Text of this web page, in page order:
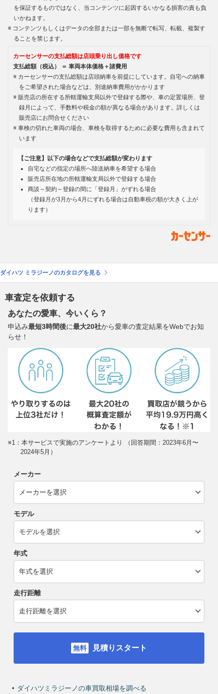
を保証するものではなく、当コンテンツに起因するいかなる損害の責も負
いかねます。
コンテンツもしくはデータの全部または一部を無断で転写、転載、複製す
ることを禁じます。
カーセンサーの支払総額は店頭乗り出し価格です
支払総額（税込） ＝ 車両本体価格＋諸費用
カーセンサーの支払総額は店頭納車を前提にしています。自宅への納車
をご希望された場合などは、別途納車費用がかかります
販売店の所在する所轄運輸支局以外で登録する際や、車の定置場所、登
録月によって、手数料や税金の額が異なる場合があります。詳しくは
販売店にお問合せください
車検の切れた車両の場合、車検を取得するために必要な費用も含まれて
います
【ご注意】以下の場合などで支払総額が変わります
自宅などの指定の場所へ陸送納車を希望する場合
販売店所在地の所轄運輸支局以外で登録する場合
商談～契約～登録の間に「登録月」がずれる場合
（登録月が3月から4月にずれる場合は自動車税の額が大きく上が
ります）
ダイハツ ミラジーノのカタログを見る
車査定を依頼する
あなたの愛車、今いくら？
申込み最短3時間後に最大20社から愛車の査定結果をWebでお知
らせ！
※1：本サービスで実施のアンケートより （回答期間：2023年6月〜
2024年5月）
メーカー
モデル
年式
走行距離
見積りスタート
ダイハツミラジーノの車買取相場を調べる